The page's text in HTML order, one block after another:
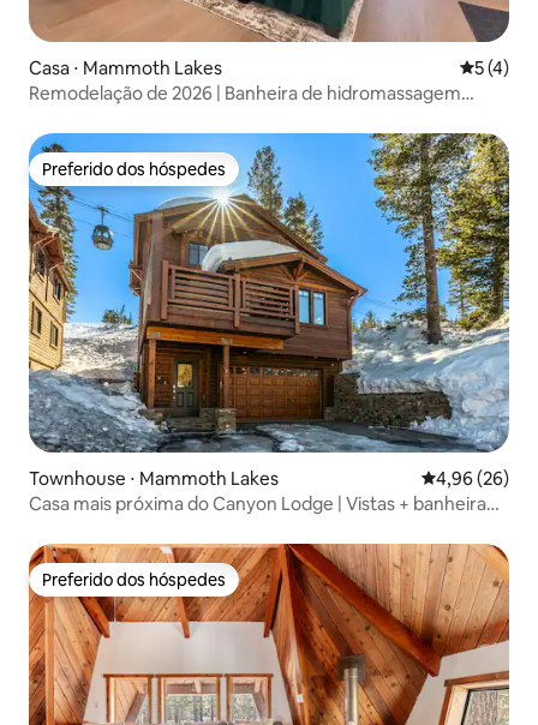
Casa ⋅ Mammoth Lakes 5 de
5 (4)
Remodelação de 2026 | Banheira de hidromassagem
Preferido dos hóspedes
Preferido dos hóspedes
Townhouse ⋅ Mammoth Lakes 4,96 de uma
4,96 (26)
Casa mais próxima do Canyon Lodge | Vistas + banheira
Preferido dos hóspedes
Preferido dos hóspedes